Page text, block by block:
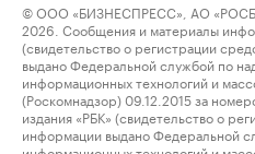
© ООО «БИЗНЕСПРЕСС», АО
2026. Сообщения и материалы
(свидетельство о регистрации
выдано Федеральной службой по
информационных технологий и
(Роскомнадзор) 09.12.2015 за
издания «РБК» (свидетельство о
информации выдано Федеральной